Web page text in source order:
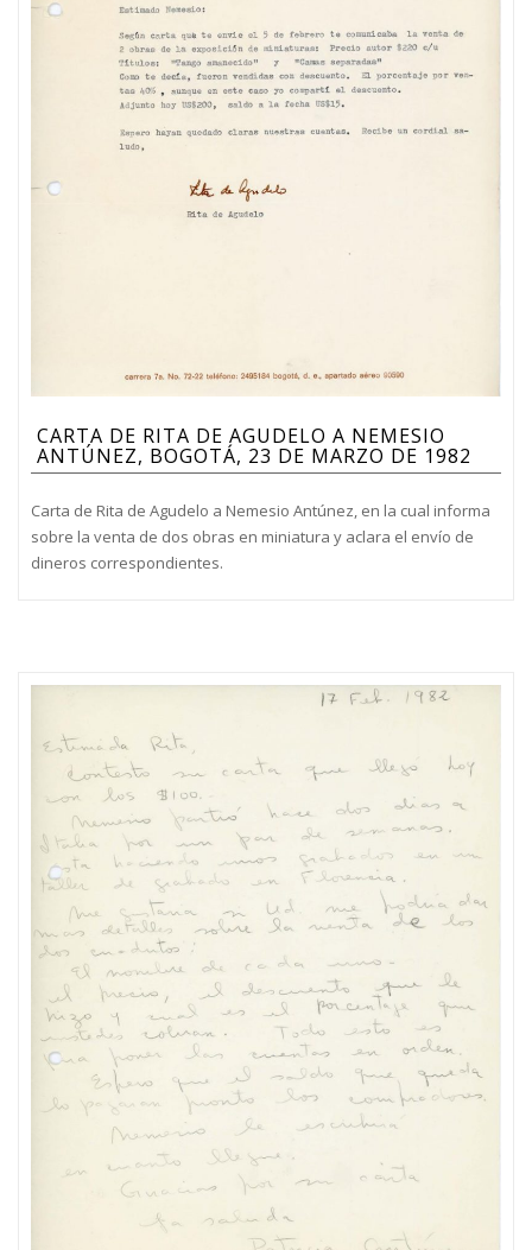
CARTA DE RITA DE AGUDELO A NEMESIO
ANTÚNEZ, BOGOTÁ, 23 DE MARZO DE 1982
Carta de Rita de Agudelo a Nemesio Antúnez, en la cual informa
sobre la venta de dos obras en miniatura y aclara el envío de
dineros correspondientes.